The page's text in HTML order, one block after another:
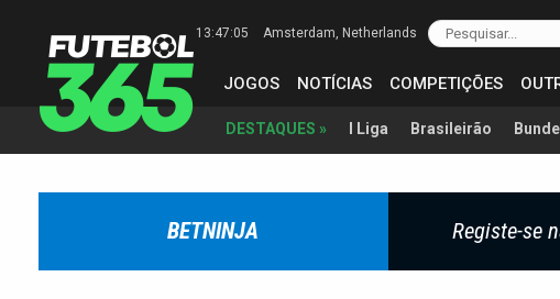
13:47:06 Amsterdam, Netherlands
JOGOS NOTÍCIAS COMPETIÇÕES
DESTAQUES » I Liga Brasileirão
BETNINJA Registe-se